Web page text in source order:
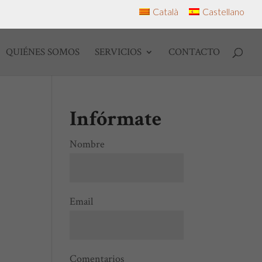
Català Castellano
QUIÉNES SOMOS SERVICIOS CONTACTO
Infórmate
Nombre
Email
Comentarios